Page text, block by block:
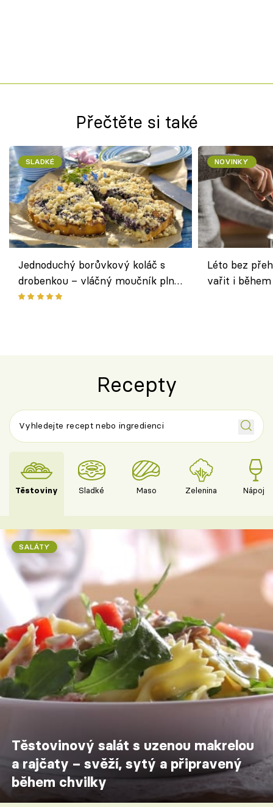
Přečtěte si také
SLADKÉ
Jednoduchý borůvkový koláč s
drobenkou – vláčný moučník plný
ovoce
NOVINKY
Léto bez
vařit i
Recepty
Těstoviny Sladké Maso Zelenina Nápoje
SALÁTY
Těstovinový salát s uzenou makrelou
a rajčaty – svěží, sytý a připravený
během chvilky